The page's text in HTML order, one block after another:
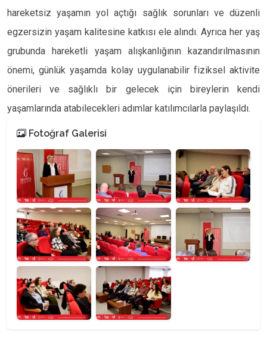
hareketsiz yaşamın yol açtığı sağlık sorunları ve düzenli
egzersizin yaşam kalitesine katkısı ele alındı. Ayrıca her yaş
grubunda hareketli yaşam alışkanlığının kazandırılmasının
önemi, günlük yaşamda kolay uygulanabilir fiziksel aktivite
önerileri ve sağlıklı bir gelecek için bireylerin kendi
yaşamlarında atabilecekleri adımlar katılımcılarla paylaşıldı.
Fotoğraf Galerisi